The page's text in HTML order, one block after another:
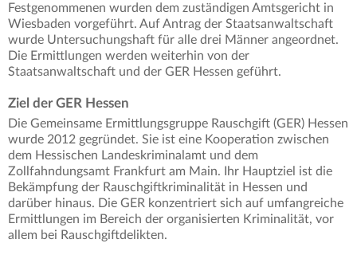
Festgenommenen wurden dem zuständigen Amtsgericht in
Wiesbaden vorgeführt. Auf Antrag der Staatsanwaltschaft
wurde Untersuchungshaft für alle drei Männer angeordnet.
Die Ermittlungen werden weiterhin von der
Staatsanwaltschaft und der GER Hessen geführt.
Ziel der GER Hessen
Die Gemeinsame Ermittlungsgruppe Rauschgift (GER) Hessen
wurde 2012 gegründet. Sie ist eine Kooperation zwischen
dem Hessischen Landeskriminalamt und dem
Zollfahndungsamt Frankfurt am Main. Ihr Hauptziel ist die
Bekämpfung der Rauschgiftkriminalität in Hessen und
darüber hinaus. Die GER konzentriert sich auf umfangreiche
Ermittlungen im Bereich der organisierten Kriminalität, vor
allem bei Rauschgiftdelikten.